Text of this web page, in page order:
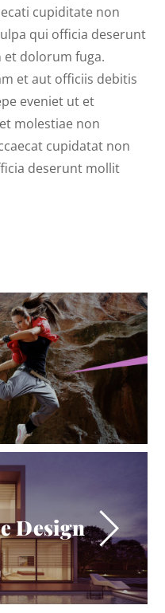
cupiditate non
qui officia deserunt
dolorum fuga.
et aut officiis debitis
eveniet ut et
molestiae non
cupidatat non
deserunt mollit
Design